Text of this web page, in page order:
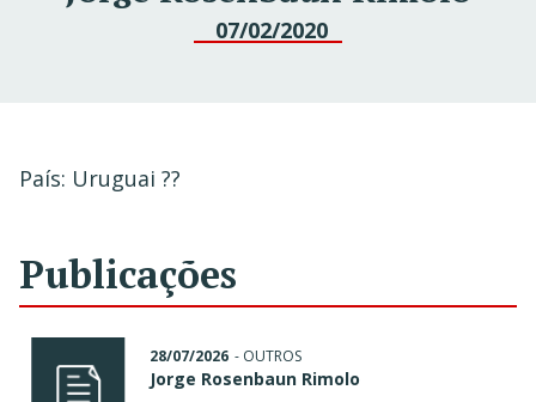
07/02/2020
País: Uruguai ??
Publicações
28/07/2026 - OUTROS
Jorge Rosenbaun Rimolo